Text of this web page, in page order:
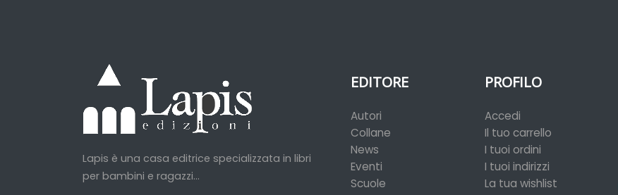
Lapis è una casa editrice specializzata in libri
per bambini e ragazzi...
EDITORE
Autori
Collane
News
Eventi
Scuole
PROFILO
Accedi
Il tuo carrello
I tuoi ordini
I tuoi indirizzi
La tua wishlist